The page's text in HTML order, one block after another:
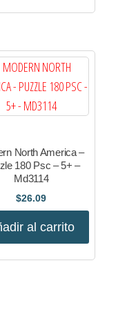
North America –
180 Psc – 5+ –
Md3114
$26.09
al carrito